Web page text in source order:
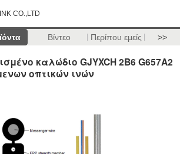
CO.,LTD
Βίντεο Περίπου εμείς >>
καλώδιο GJYXCH 2B6 G657A2
οπτικών ινών